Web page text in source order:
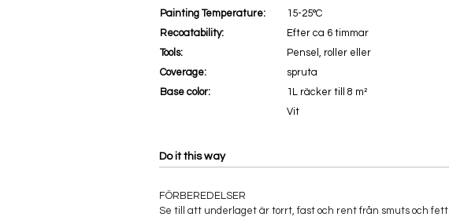
Painting Temperature:
Recoatability:
Tools:
Coverage:
Base color:
15-25°C
Efter ca 6 timmar
Pensel, roller eller
spruta
1L räcker till 8 m²
Vit
Do it this way
FÖRBEREDELSER
Se till att underlaget är torrt, fast och rent från smuts och fett.